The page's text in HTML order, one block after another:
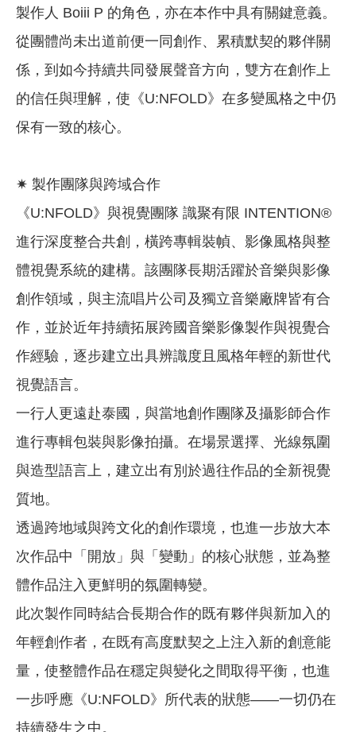
製作人 Boiii P 的角色，亦在本作中具有關鍵意義。
從團體尚未出道前便一同創作、累積默契的夥伴關
係，到如今持續共同發展聲音方向，雙方在創作上
的信任與理解，使《U:NFOLD》在多變風格之中仍
保有一致的核心。
✷ 製作團隊與跨域合作
《U:NFOLD》與視覺團隊 識聚有限 INTENTION®
進行深度整合共創，橫跨專輯裝幀、影像風格與整
體視覺系統的建構。該團隊長期活躍於音樂與影像
創作領域，與主流唱片公司及獨立音樂廠牌皆有合
作，並於近年持續拓展跨國音樂影像製作與視覺合
作經驗，逐步建立出具辨識度且風格年輕的新世代
視覺語言。
一行人更遠赴泰國，與當地創作團隊及攝影師合作
進行專輯包裝與影像拍攝。在場景選擇、光線氛圍
與造型語言上，建立出有別於過往作品的全新視覺
質地。
透過跨地域與跨文化的創作環境，也進一步放大本
次作品中「開放」與「變動」的核心狀態，並為整
體作品注入更鮮明的氛圍轉變。
此次製作同時結合長期合作的既有夥伴與新加入的
年輕創作者，在既有高度默契之上注入新的創意能
量，使整體作品在穩定與變化之間取得平衡，也進
一步呼應《U:NFOLD》所代表的狀態——一切仍在
持續發生之中。